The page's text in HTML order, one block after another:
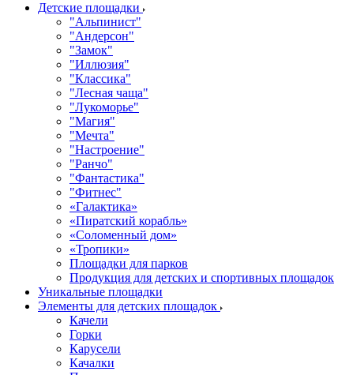
Детские площадки
"Альпинист"
"Андерсон"
"Замок"
"Иллюзия"
"Классика"
"Лесная чаща"
"Лукоморье"
"Магия"
"Мечта"
"Настроение"
"Ранчо"
"Фантастика"
"Фитнес"
«Галактика»
«Пиратский корабль»
«Соломенный дом»
«Тропики»
Площадки для парков
Продукция для детских и спортивных площадок
Уникальные площадки
Элементы для детских площадок
Качели
Горки
Карусели
Качалки